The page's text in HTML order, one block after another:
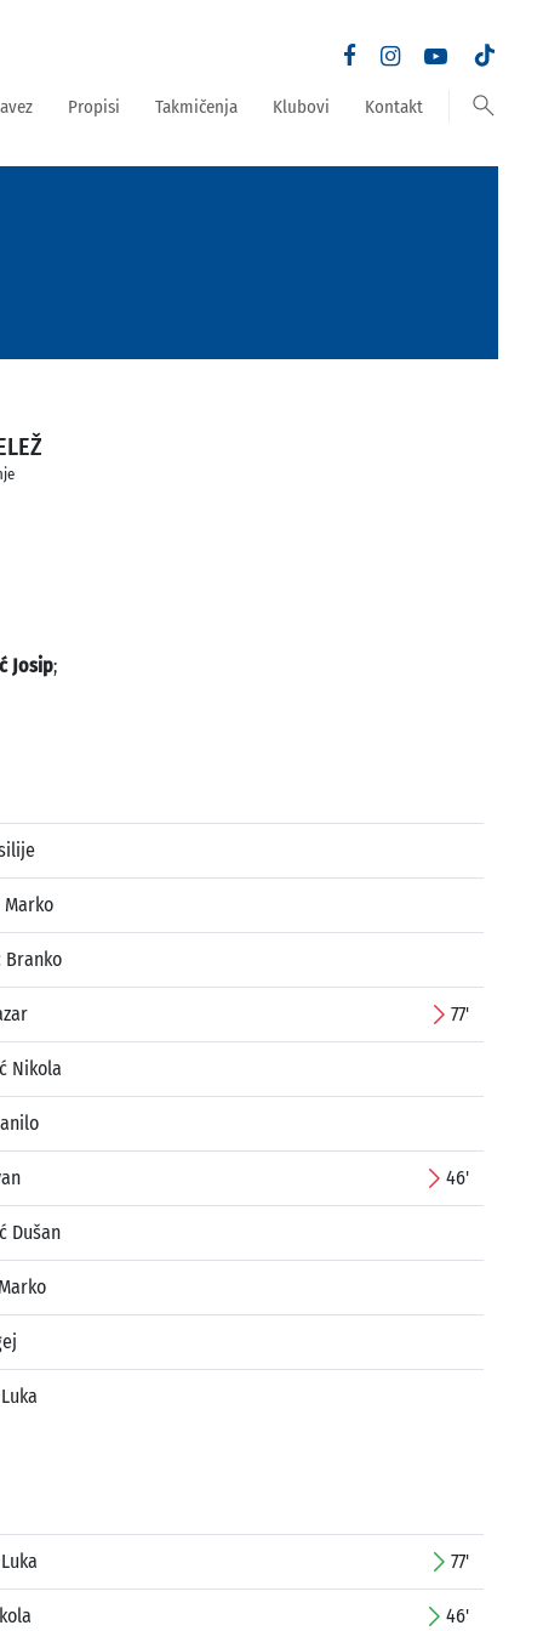
Propisi Takmičenja Klubovi Kontakt search
Josip;
Marko
Branko
77'
Nikola
46'
Dušan
77'
46'